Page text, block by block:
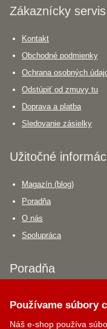
Zákaznícky servis
Kontakt
Obchodné podmienky
Ochrana osobných
Odstúpiť od zmuvy tu
Doprava a platba
Sledovanie zásielky
Užitočné
Magazín (blog)
Poradňa
O nás
Spolupráca
Poradňa
Aký krbový ventilátor si
Používame súbory
Náš e-shop používa